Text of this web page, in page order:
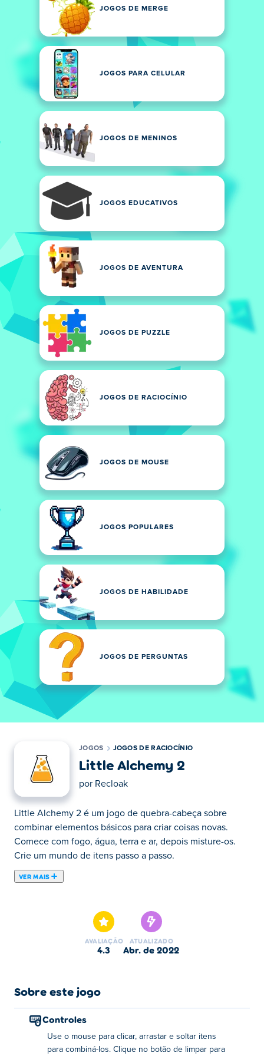
JOGOS DE MERGE
JOGOS PARA CELULAR
JOGOS DE MENINOS
JOGOS EDUCATIVOS
JOGOS DE AVENTURA
JOGOS DE PUZZLE
JOGOS DE RACIOCÍNIO
JOGOS DE MOUSE
JOGOS POPULARES
JOGOS DE HABILIDADE
JOGOS DE PERGUNTAS
JOGOS JOGOS DE RACIOCÍNIO
Little Alchemy 2
por Recloak
Little Alchemy 2 é um jogo de quebra-cabeça sobre
combinar elementos básicos para criar coisas novas.
Comece com fogo, água, terra e ar, depois misture-os.
Crie um mundo de itens passo a passo.
VER MAIS
para descobrir novos itens. Você começa o jogo com os
quatro elementos clássicos: terra, água, ar e fogo. Com
apenas esses quatro elementos, você pode descobrir
Itens básicos: esses são os itens que você obtém
Itens desbloqueáveis: alguns itens podem ser
AVALIAÇÃO
4.3
ATUALIZADO
abr. de 2022
Sobre este jogo
Controles
Use o mouse para clicar, arrastar e soltar itens
para combiná-los. Clique no botão de limpar para